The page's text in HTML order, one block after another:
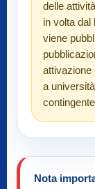
delle
in volta dal
viene
attivazione
a
Nota